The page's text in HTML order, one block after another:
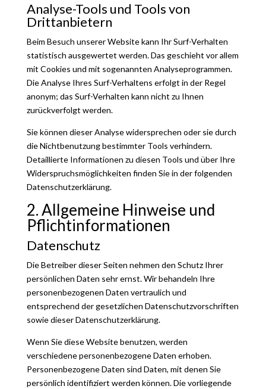
Analyse-Tools und Tools von
Drittanbietern
Beim Besuch unserer Website kann Ihr Surf-Verhalten
statistisch ausgewertet werden. Das geschieht vor allem
mit Cookies und mit sogenannten Analyseprogrammen.
Die Analyse Ihres Surf-Verhaltens erfolgt in der Regel
anonym; das Surf-Verhalten kann nicht zu Ihnen
zurückverfolgt werden.
Sie können dieser Analyse widersprechen oder sie durch
die Nichtbenutzung bestimmter Tools verhindern.
Detaillierte Informationen zu diesen Tools und über Ihre
Widerspruchsmöglichkeiten finden Sie in der folgenden
Datenschutzerklärung.
2. Allgemeine Hinweise und
Pflichtinformationen
Datenschutz
Die Betreiber dieser Seiten nehmen den Schutz Ihrer
persönlichen Daten sehr ernst. Wir behandeln Ihre
personenbezogenen Daten vertraulich und
entsprechend der gesetzlichen Datenschutzvorschriften
sowie dieser Datenschutzerklärung.
Wenn Sie diese Website benutzen, werden
verschiedene personenbezogene Daten erhoben.
Personenbezogene Daten sind Daten, mit denen Sie
persönlich identifiziert werden können. Die vorliegende